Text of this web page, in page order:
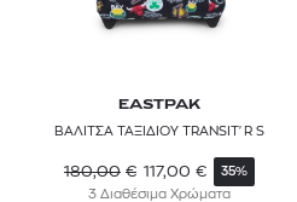
EASTPAK
ΒΑΛΙΤΣΑ ΤΑΞΙΔΙΟΥ TRANSIT'R S
180,00 € 117,00 € 35%
3 Διαθέσιμα Χρώματα